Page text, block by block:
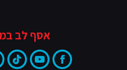
אסף לב